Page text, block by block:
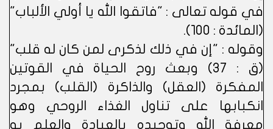
في قوله تعالى : "فاتقوا الله يا أولي الألباب"
(المائدة : 100).
وقوله : "إن في ذلك لذكرى لمن كان له قلب"
(ق : 37) وبعث روح الحياة في القوتين
المفكرة (العقل) والذاكرة (القلب) بمجرد
انكبابها على تناول الغذاء الروحي وهو
معرفة الله وتوحيده بالعبادة والعلم به